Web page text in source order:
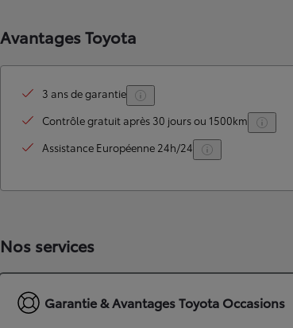
Disponible rapidement
Avantages Toyota
3 ans de garantie
Contrôle gratuit après 30 jours ou 1500km
Assistance Européenne 24h/24
Nos services
Garantie & Avantages Toyota Occasions